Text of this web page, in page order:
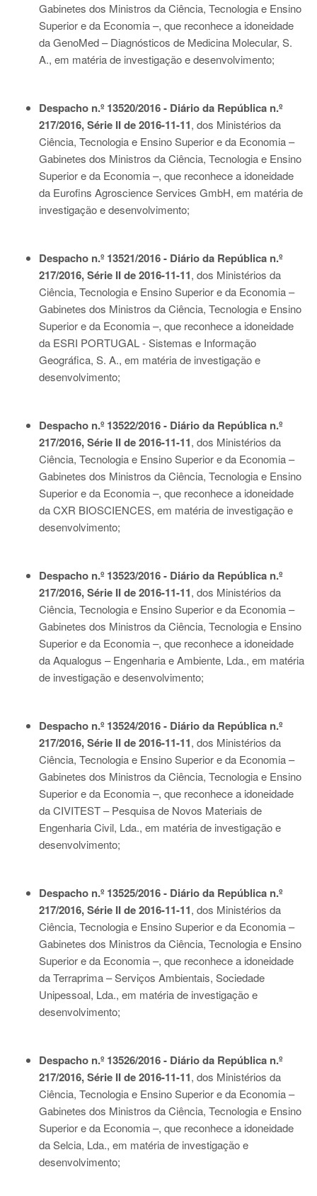
Gabinetes dos Ministros da Ciência, Tecnologia e Ensino
Superior e da Economia –, que reconhece a idoneidade
da GenoMed – Diagnósticos de Medicina Molecular, S.
A., em matéria de investigação e desenvolvimento;
Despacho n.º 13520/2016 - Diário da República n.º
217/2016, Série II de 2016-11-11, dos Ministérios da
Ciência, Tecnologia e Ensino Superior e da Economia –
Gabinetes dos Ministros da Ciência, Tecnologia e Ensino
Superior e da Economia –, que reconhece a idoneidade
da Eurofins Agroscience Services GmbH, em matéria de
investigação e desenvolvimento;
Despacho n.º 13521/2016 - Diário da República n.º
217/2016, Série II de 2016-11-11, dos Ministérios da
Ciência, Tecnologia e Ensino Superior e da Economia –
Gabinetes dos Ministros da Ciência, Tecnologia e Ensino
Superior e da Economia –, que reconhece a idoneidade
da ESRI PORTUGAL - Sistemas e Informação
Geográfica, S. A., em matéria de investigação e
desenvolvimento;
Despacho n.º 13522/2016 - Diário da República n.º
217/2016, Série II de 2016-11-11, dos Ministérios da
Ciência, Tecnologia e Ensino Superior e da Economia –
Gabinetes dos Ministros da Ciência, Tecnologia e Ensino
Superior e da Economia –, que reconhece a idoneidade
da CXR BIOSCIENCES, em matéria de investigação e
desenvolvimento;
Despacho n.º 13523/2016 - Diário da República n.º
217/2016, Série II de 2016-11-11, dos Ministérios da
Ciência, Tecnologia e Ensino Superior e da Economia –
Gabinetes dos Ministros da Ciência, Tecnologia e Ensino
Superior e da Economia –, que reconhece a idoneidade
da Aqualogus – Engenharia e Ambiente, Lda., em matéria
de investigação e desenvolvimento;
Despacho n.º 13524/2016 - Diário da República n.º
217/2016, Série II de 2016-11-11, dos Ministérios da
Ciência, Tecnologia e Ensino Superior e da Economia –
Gabinetes dos Ministros da Ciência, Tecnologia e Ensino
Superior e da Economia –, que reconhece a idoneidade
da CIVITEST – Pesquisa de Novos Materiais de
Engenharia Civil, Lda., em matéria de investigação e
desenvolvimento;
Despacho n.º 13525/2016 - Diário da República n.º
217/2016, Série II de 2016-11-11, dos Ministérios da
Ciência, Tecnologia e Ensino Superior e da Economia –
Gabinetes dos Ministros da Ciência, Tecnologia e Ensino
Superior e da Economia –, que reconhece a idoneidade
da Terraprima – Serviços Ambientais, Sociedade
Unipessoal, Lda., em matéria de investigação e
desenvolvimento;
Despacho n.º 13526/2016 - Diário da República n.º
217/2016, Série II de 2016-11-11, dos Ministérios da
Ciência, Tecnologia e Ensino Superior e da Economia –
Gabinetes dos Ministros da Ciência, Tecnologia e Ensino
Superior e da Economia –, que reconhece a idoneidade
da Selcia, Lda., em matéria de investigação e
desenvolvimento;